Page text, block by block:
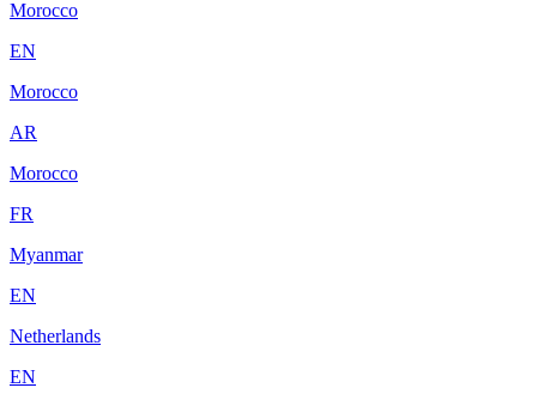
Morocco
EN
Morocco
AR
Morocco
FR
Myanmar
EN
Netherlands
EN